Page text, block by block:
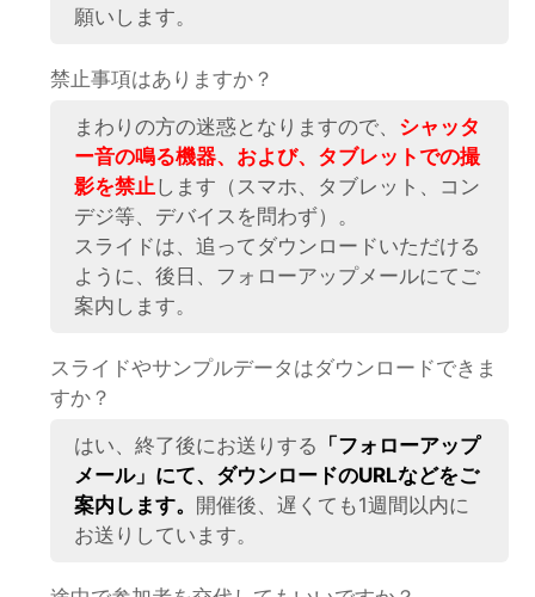
願いします。
禁止事項はありますか？
まわりの方の迷惑となりますので、 シャッタ
ー音の鳴る機器、および、タブレットでの撮
影を禁止 します（スマホ、タブレット、コン
デジ等、デバイスを問わず）。
スライドは、追ってダウンロードいただける
ように、後日、フォローアップメールにてご
案内します。
スライドやサンプルデータはダウンロードできま
すか？
はい、終了後にお送りする 「フォローアップ
メール」にて、ダウンロードのURLなどをご
案内します。 開催後、遅くても1週間以内に
お送りしています。